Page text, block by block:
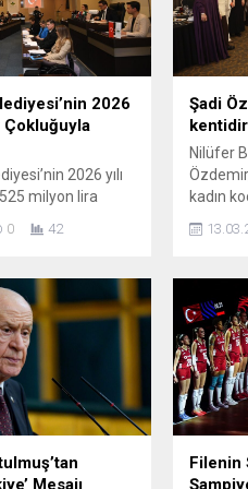
2026
Çokluğuyla
2026 yılı
milyon lira
Başkanı Erkan
Allah hayırlı işlere
etsin” dedi.
2026 Mali
Ayı Olağan Meclis
0 42
Şadi
kentidir
Nilüfer
kadın
odaklı
kentteki
araya
Mesajı
Filenin